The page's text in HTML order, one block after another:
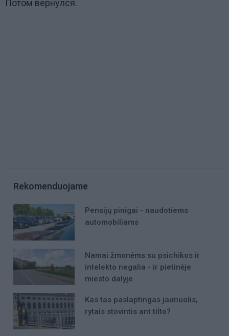
Потом вернулся.
Rekomenduojame
Pensijų pinigai - naudotiems
automobiliams
Namai žmonėms su psichikos ir
intelekto negalia - ir pietinėje
miesto dalyje
Kas tas paslaptingas jaunuolis,
rytais stovintis ant tilto?